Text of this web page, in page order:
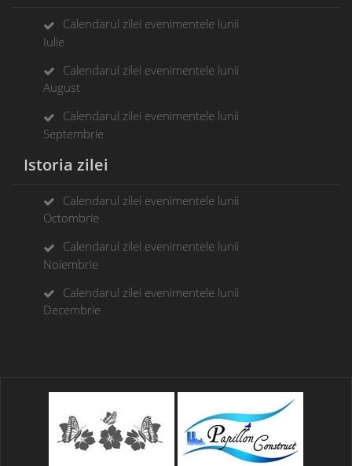
Calendarul zilei evenimentele lunii
Iulie
Calendarul zilei evenimentele lunii
August
Calendarul zilei evenimentele lunii
Septembrie
Istoria zilei
Calendarul zilei evenimentele lunii
Octombrie
Calendarul zilei evenimentele lunii
Noiembrie
Calendarul zilei evenimentele lunii
Decembrie